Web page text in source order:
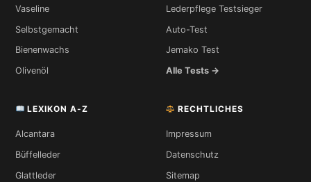
Vaseline
Selbstgemacht
Bienenwachs
Olivenöl
Lederpflege Testsieger
Auto-Test
Jemako Test
Alle Tests →
LEXIKON A-Z
Alcantara
Büffelleder
Glattleder
RECHTLICHES
Impressum
Datenschutz
Sitemap